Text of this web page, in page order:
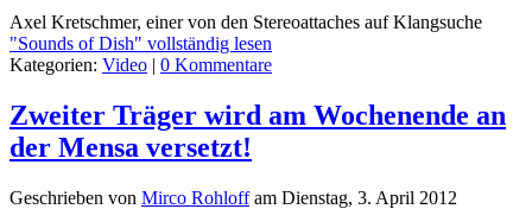
Axel Kretschmer, einer von den Stereoattaches auf Klangsuche
"Sounds of Dish" vollständig lesen
Kategorien: Video | 0 Kommentare
Zweiter Träger wird am Wochenende an
der Mensa versetzt!
Geschrieben von Mirco Rohloffam Dienstag, 3. April 2012